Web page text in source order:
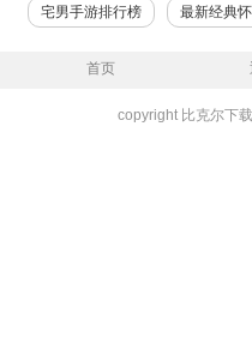
宅男手游排行榜 最新经典
首页
copyright 比克尔下载